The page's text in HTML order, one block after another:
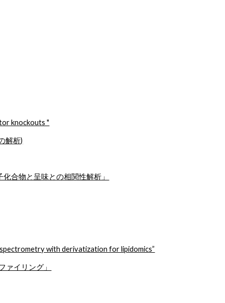
knockouts "
解析)
合物と呈味との相関性解析」
with derivatization for lipidomics”
ァイリング」